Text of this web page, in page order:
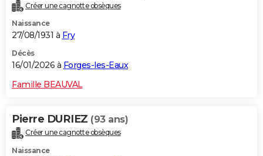
Créer une cagnotte obsèques
Naissance
27/08/1931 à Fry
Décès
16/01/2026 à Forges-les-Eaux
Famille BEAUVAL
Pierre DURIEZ (93 ans)
Créer une cagnotte obsèques
Naissance